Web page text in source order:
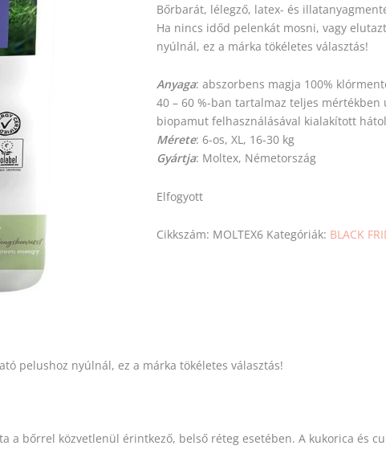
Bőrbarát, lélegző, latex- és
Ha nincs időd pelenkát mosni, vagy
nyúlnál, ez a márka tökéletes választás!
Anyaga: abszorbens magja 100%
40 – 60 %-ban tartalmaz teljes
biopamut felhasználásával kialakított
Mérete: 6-os, XL, 16-30 kg
Gyártja: Moltex, Németország
Elfogyott
Cikkszám: MOLTEX6 Kategóriák: BLACK
pelushoz nyúlnál, ez a márka tökéletes választás!
a bőrrel közvetlenül érintkező, belső réteg esetében. A kukorica és